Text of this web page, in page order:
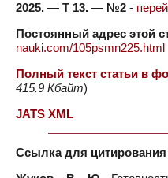
2025. — Т 13. — №2 -
Постоянный адрес этой
nauki.com/105psmn225.html
Полный текст статьи в
415.9 Кбайт)
JATS XML
Ссылка для цитирования